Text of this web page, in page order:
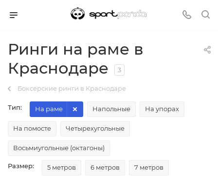
Ринги на раме в
Краснодаре
3
Боксерские ринги в Краснодаре
Тип: Напольные На упорах
На раме
На помосте Четырехугольные
Восьмиугольные (октагоны)
Размер: 5 метров 6 метров 7 метров